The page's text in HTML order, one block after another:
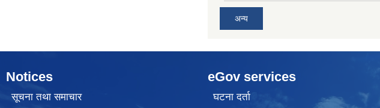
अन्य
Notices
सूचना तथा समाचार
eGov services
घटना दर्ता